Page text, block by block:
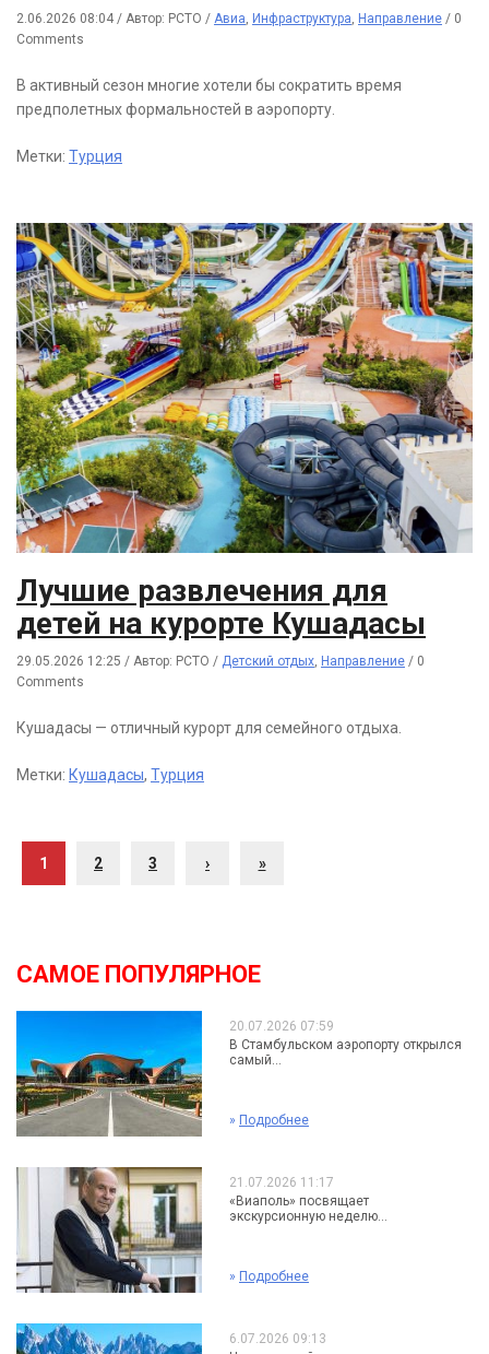
2.06.2026 08:04 / Автор: РСТО / Авиа Инфраструктура Направление / 0
Comments
В активный сезон многие хотели бы сократить время
предполетных формальностей в аэропорту.
Метки: Турция
Лучшие развлечения для
детей на курорте Кушадасы
29.05.2026 12:25 / Автор: РСТО / Детский отдых, Направление / 0
Comments
Кушадасы — отличный курорт для семейного отдыха.
Метки: Кушадасы, Турция
1 2 3 › »
САМОЕ ПОПУЛЯРНОЕ
20.07.2026 07:59
В Стамбульском аэропорту открылся
самый...
» Подробнее
21.07.2026 11:17
«Виаполь» посвящает
экскурсионную неделю...
» Подробнее
6.07.2026 09:13